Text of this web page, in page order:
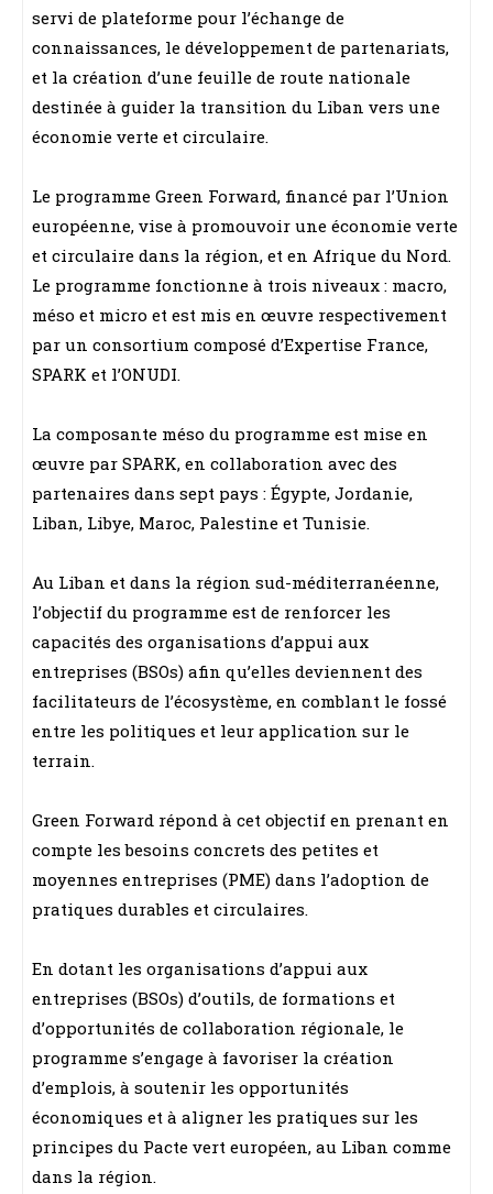
servi de plateforme pour l’échange de
connaissances, le développement de partenariats,
et la création d’une feuille de route nationale
destinée à guider la transition du Liban vers une
économie verte et circulaire.
Le programme Green Forward, financé par l’Union
européenne, vise à promouvoir une économie verte
et circulaire dans la région, et en Afrique du Nord.
Le programme fonctionne à trois niveaux : macro,
méso et micro et est mis en œuvre respectivement
par un consortium composé d’Expertise France,
SPARK et l’ONUDI.
La composante méso du programme est mise en
œuvre par SPARK, en collaboration avec des
partenaires dans sept pays : Égypte, Jordanie,
Liban, Libye, Maroc, Palestine et Tunisie.
Au Liban et dans la région sud-méditerranéenne,
l’objectif du programme est de renforcer les
capacités des organisations d’appui aux
entreprises (BSOs) afin qu’elles deviennent des
facilitateurs de l’écosystème, en comblant le fossé
entre les politiques et leur application sur le
terrain.
Green Forward répond à cet objectif en prenant en
compte les besoins concrets des petites et
moyennes entreprises (PME) dans l’adoption de
pratiques durables et circulaires.
En dotant les organisations d’appui aux
entreprises (BSOs) d’outils, de formations et
d’opportunités de collaboration régionale, le
programme s’engage à favoriser la création
d’emplois, à soutenir les opportunités
économiques et à aligner les pratiques sur les
principes du Pacte vert européen, au Liban comme
dans la région.